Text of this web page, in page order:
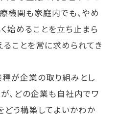
機関も家庭内でも、やめ
く始めることを立ち止まら
ことを常に求められてき
が企業の取り組みとし
、どの企業も自社内でワ
う構築してよいかわか